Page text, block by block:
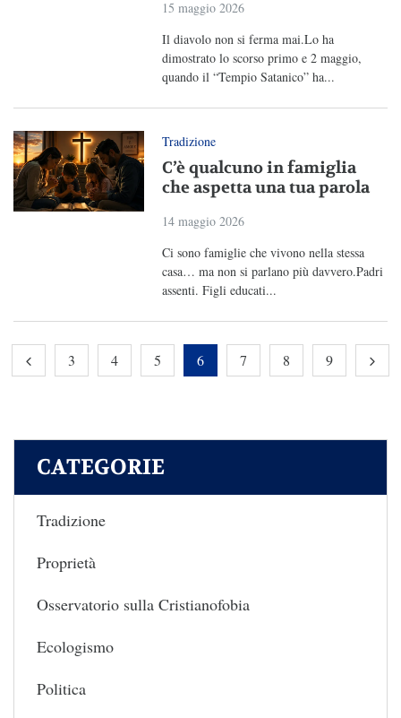
15 maggio 2026
Il diavolo non si ferma mai.Lo ha
dimostrato lo scorso primo e 2 maggio,
quando il “Tempio Satanico” ha...
Tradizione
C’è qualcuno in famiglia
che aspetta una tua parola
14 maggio 2026
Ci sono famiglie che vivono nella stessa
casa… ma non si parlano più davvero.Padri
assenti. Figli educati...
3 4 5 6 7 8 9
CATEGORIE
Tradizione
Proprietà
Osservatorio sulla Cristianofobia
Ecologismo
Politica